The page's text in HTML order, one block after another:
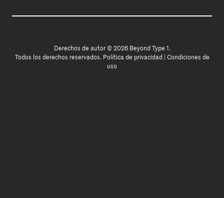
Derechos de autor © 2026 Beyond Type 1.
Todos los derechos reservados. Política de privacidad
Condiciones de
uso